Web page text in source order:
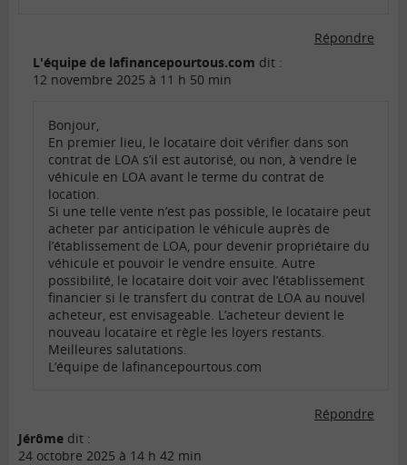
Répondre
L'équipe de lafinancepourtous.com dit :
12 novembre 2025 à 11 h 50 min
Bonjour,
En premier lieu, le locataire doit vérifier dans son
contrat de LOA s’il est autorisé, ou non, à vendre le
véhicule en LOA avant le terme du contrat de
location.
Si une telle vente n’est pas possible, le locataire peut
acheter par anticipation le véhicule auprès de
l’établissement de LOA, pour devenir propriétaire du
véhicule et pouvoir le vendre ensuite. Autre
possibilité, le locataire doit voir avec l’établissement
financier si le transfert du contrat de LOA au nouvel
acheteur, est envisageable. L’acheteur devient le
nouveau locataire et règle les loyers restants.
Meilleures salutations.
L’équipe de lafinancepourtous.com
Répondre
Jérôme dit :
24 octobre 2025 à 14 h 42 min